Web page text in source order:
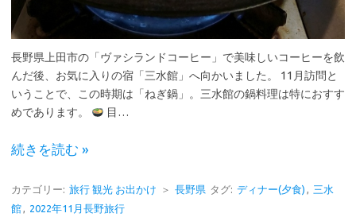
長野県上田市の「ヴァシランドコーヒー」で美味しいコーヒーを飲
んだ後、お気に入りの宿「三水館」へ向かいました。 11月訪問と
いうことで、この時期は「ねぎ鍋」。三水館の鍋料理は特におすす
めであります。
目…
続きを読む »
カテゴリー: 旅行 観光 お出かけ ＞ 長野県 タグ: ディナー(夕食) , 三水
館, 2022年11月長野旅行